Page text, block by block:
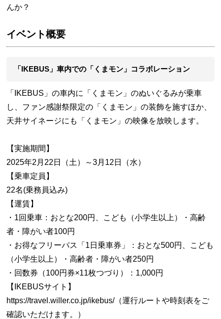
んか？
イベント概要
「IKEBUS」車内での「くまモン」コラボレーション
「IKEBUS」の車内に「くまモン」のぬいぐるみが乗車
し、ファン感謝祭限定の「くまモン」の装飾を施すほか、
天井サイネージにも「くまモン」の映像を放映します。
【実施期間】
2025年2月22日（土）～3月12日（水）
【乗車定員】
22名(乗務員込み)
【運賃】
・1回乗車：おとな200円、こども（小学生以上）・高齢
者・障がい者100円
・お得なフリーパス「1日乗車券」：おとな500円、こども
（小学生以上）・高齢者・障がい者250円
・回数券（100円券×11枚つづり）：1,000円
【IKEBUSサイト】
https://travel.willer.co.jp/ikebus/（運行ルートや時刻表をご
確認いただけます。）